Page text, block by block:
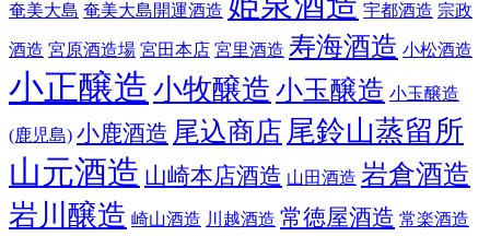
奄美大島 奄美大島開運酒造 宇都酒造 宗政
酒造 宮原酒造場 宮田本店 宮里酒造 寿海酒造 小松酒造
小正醸造 小牧醸造 小玉醸造 小玉醸造
(鹿児島) 小鹿酒造 尾込商店 尾鈴山蒸留所
山元酒造 山崎本店酒造 山田酒造 岩倉酒造
岩川醸造 崎山酒造 川越酒造 常徳屋酒造 常楽酒造